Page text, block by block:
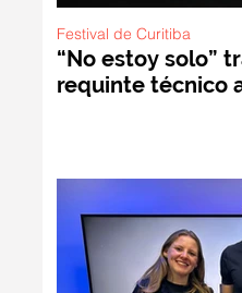
“No estoy solo”
requinte técnico
Festival de Curitiba